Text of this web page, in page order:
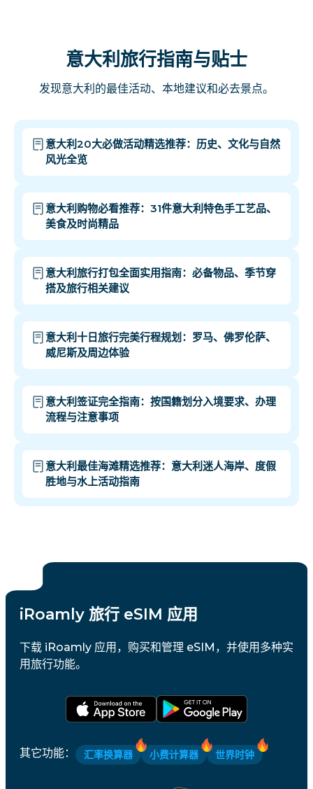
意大利旅行指南与贴士
发现意大利的最佳活动、本地建议和必去景点。
意大利20大必做活动精选推荐：历史、文化与自然
风光全览
意大利购物必看推荐：31件意大利特色手工艺品、
美食及时尚精品
意大利旅行打包全面实用指南：必备物品、季节穿
搭及旅行相关建议
意大利十日旅行完美行程规划：罗马、佛罗伦萨、
威尼斯及周边体验
意大利签证完全指南：按国籍划分入境要求、办理
流程与注意事项
意大利最佳海滩精选推荐：意大利迷人海岸、度假
胜地与水上活动指南
iRoamly 旅行 eSIM 应用
下载 iRoamly 应用，购买和管理 eSIM，并使用多种实
用旅行功能。
其它功能： 汇率换算器 小费计算器 世界时钟